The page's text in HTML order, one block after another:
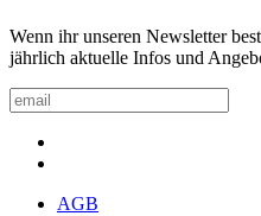
Wenn ihr unseren Newsletter
jährlich aktuelle Infos und
AGB